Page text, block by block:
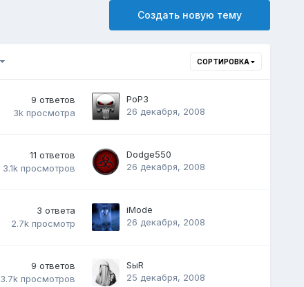
Создать новую тему
СОРТИРОВКА
9 ответов
3k просмотра
PoP3
26 декабря, 2008
11 ответов
3.1k просмотров
Dodge550
26 декабря, 2008
3 ответа
2.7k просмотр
iMode
26 декабря, 2008
9 ответов
3.7k просмотров
SыR
25 декабря, 2008